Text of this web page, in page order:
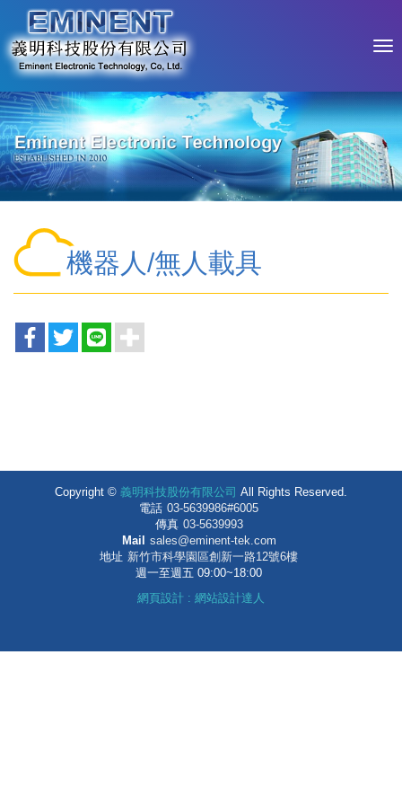
機器人/無人載具
Copyright © 義明科技股份有限公司 All Rights Reserved.
電話 03-5639986#6005
傳真 03-5639993
Mail
sales@eminent-tek.com
地址 新竹市科學園區創新一路12號6樓
週一至週五 09:00~18:00
網頁設計 : 網站設計達人